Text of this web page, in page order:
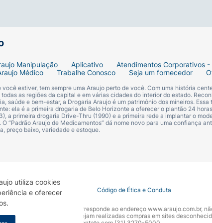
utiliza cookies
e oferecer
Manipulação Aplicativo Atendimentos Corporativos -
Médico Trabalhe Conosco Seja um fornecedor
você estiver, tem sempre uma Araujo perto de você. Com uma história
as regiões da capital e em várias cidades do interior do estado.
saúde e bem-estar, a Drogaria Araujo é um patrimônio dos mineiros.
ela é a primeira drogaria de Belo Horizonte a oferecer o plantão 24
a primeira drogaria Drive-Thru (1990) e a primeira rede a implantar o
O “Padrão Araujo de Medicamentos” dá nome novo para uma confiança
preço baixo, variedade e estoque.
da Privacidade Covid-19 Código de Ética e Conduta
que o seu site oficial corresponde ao endereço www.araujo.com.br,
recomendamos que não sejam realizadas compras em sites